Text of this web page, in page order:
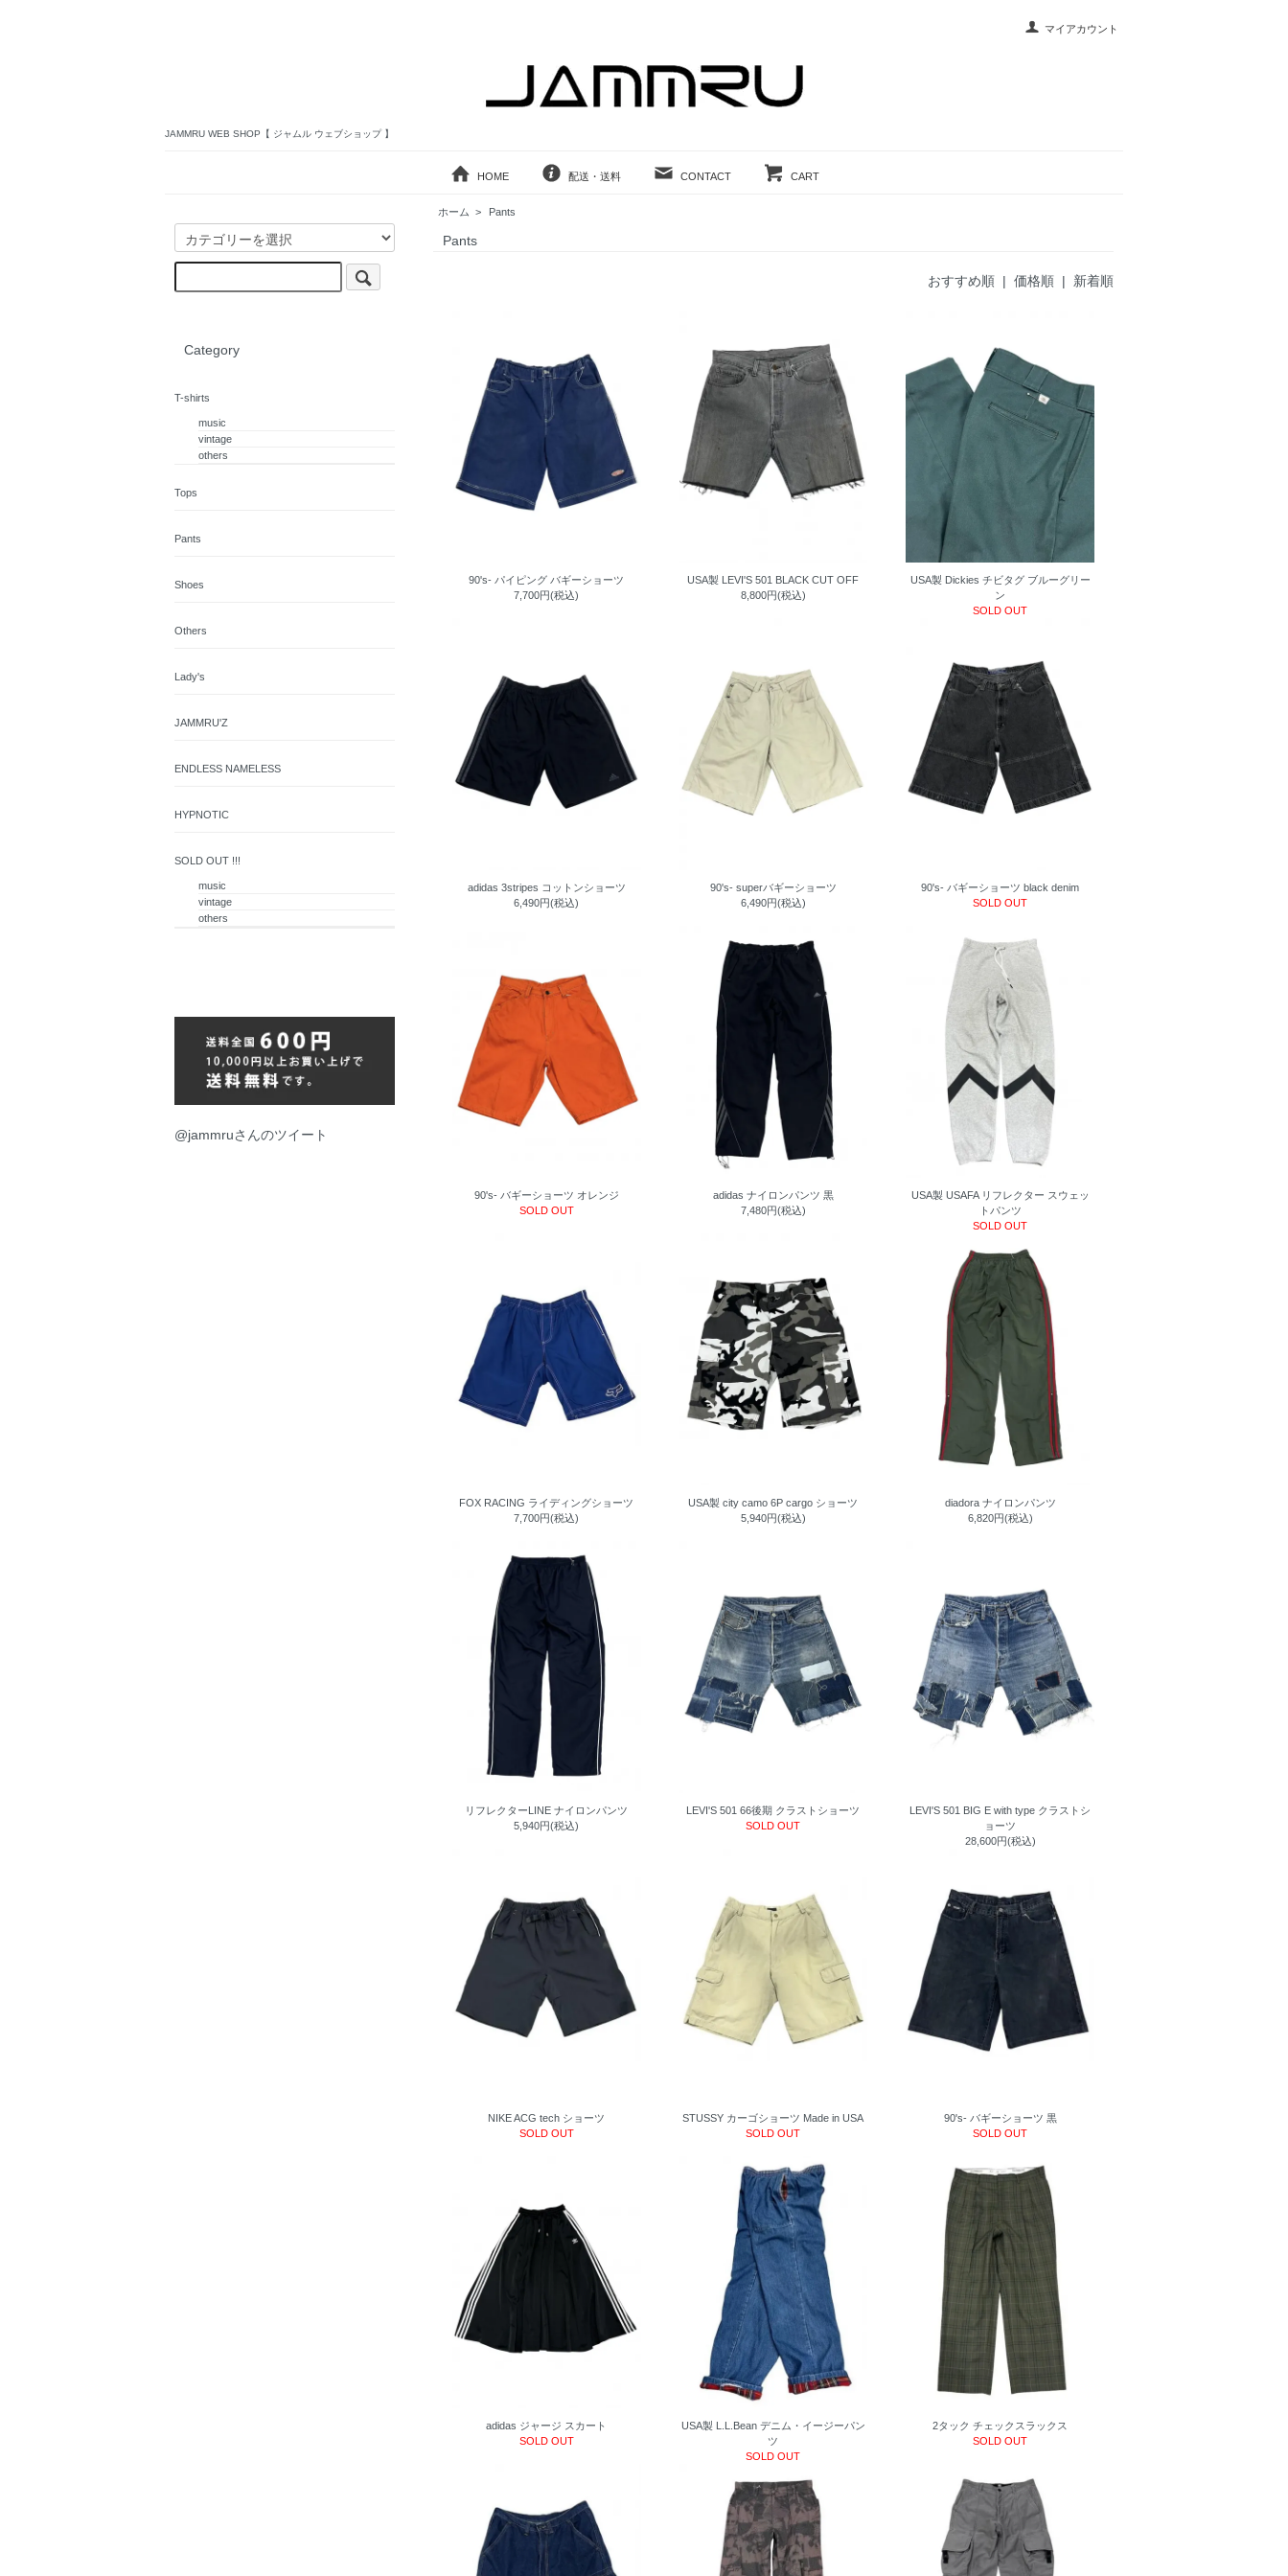
マイアカウント
JAMMRU WEB SHOP【 ジャムル ウェブショップ 】
HOME 配送・送料 CONTACT CART
ホーム > Pants
Pants
おすすめ順 | 価格順 | 新着順
90's- パイピング バギーショーツ
7,700円(税込)
USA製 LEVI'S 501 BLACK CUT OFF
8,800円(税込)
USA製 Dickies チビタグ ブルーグリー
ン
SOLD OUT
adidas 3stripes コットンショーツ
6,490円(税込)
90's- superバギーショーツ
6,490円(税込)
90's- バギーショーツ black denim
SOLD OUT
90's- バギーショーツ オレンジ
SOLD OUT
adidas ナイロンパンツ 黒
7,480円(税込)
USA製 USAFA リフレクター スウェッ
トパンツ
SOLD OUT
FOX RACING ライディングショーツ
7,700円(税込)
USA製 city camo 6P cargo ショーツ
5,940円(税込)
diadora ナイロンパンツ
6,820円(税込)
リフレクターLINE ナイロンパンツ
5,940円(税込)
LEVI'S 501 66後期 クラストショーツ
SOLD OUT
LEVI'S 501 BIG E with type クラストシ
ョーツ
28,600円(税込)
NIKE ACG tech ショーツ
SOLD OUT
STUSSY カーゴショーツ Made in USA
SOLD OUT
90's- バギーショーツ 黒
SOLD OUT
adidas ジャージ スカート
SOLD OUT
USA製 L.L.Bean デニム・イージーパン
ツ
SOLD OUT
2タック チェックスラックス
SOLD OUT
Category
T-shirts
music
vintage
others
Tops
Pants
Shoes
Others
Lady's
JAMMRU'Z
ENDLESS NAMELESS
HYPNOTIC
SOLD OUT !!!
music
vintage
others
@jammruさんのツイート